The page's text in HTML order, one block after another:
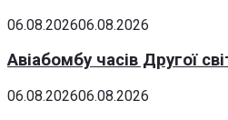
06.08.202606.08.2026
Авіабомбу часів Другої
06.08.202606.08.2026